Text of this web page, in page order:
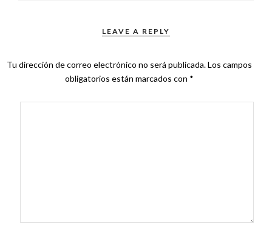
LEAVE A REPLY
Tu dirección de correo electrónico no será publicada.Los campos
obligatorios están marcados con *